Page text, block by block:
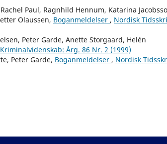
Paul, Ragnhild Hennum, Katarina
Olaussen, Boganmeldelser , Nordisk
Peter Garde, Anette Storgaard, Helén
Årg. 86 Nr. 2 (1999)
Peter Garde, Boganmeldelser , Nordisk